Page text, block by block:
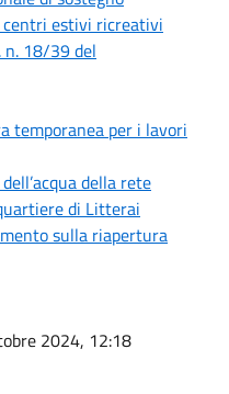
centri estivi ricreativi
n. 18/39 del
temporanea per i lavori
della rete
di Litterai
sulla riapertura
2024, 12:18